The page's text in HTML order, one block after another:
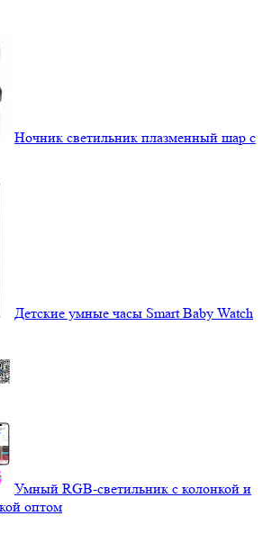
Ночник светильник плазменный шар с
Детские умные часы Smart Baby Watch
Умный RGB-светильник с колонкой и
оптом